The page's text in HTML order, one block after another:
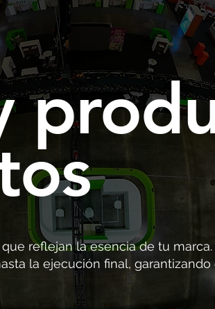
reflejan la esencia de tu
la ejecución final,